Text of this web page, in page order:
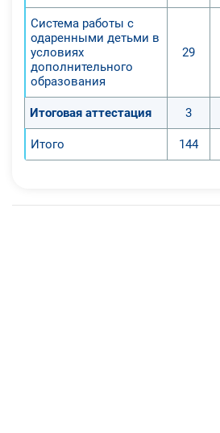
Система работы с
одаренными детьми в
условиях
дополнительного
образования
29
Итоговая аттестация 3
Итого 144